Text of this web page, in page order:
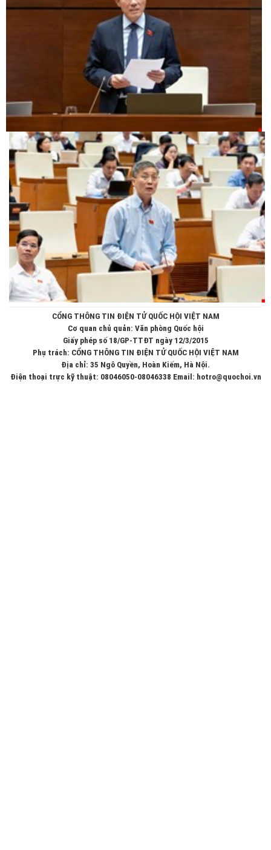
CỔNG THÔNG TIN ĐIỆN TỬ QUỐC HỘI VIỆT NAM
Cơ quan chủ quản: Văn phòng Quốc hội
Giấy phép số 18/GP-TTĐT ngày 12/3/2015
Phụ trách: CỔNG THÔNG TIN ĐIỆN TỬ QUỐC HỘI VIỆT NAM
Địa chỉ: 35 Ngô Quyền, Hoàn Kiếm, Hà Nội.
Điện thoại trực kỹ thuật: 08046050-08046338 Email: hotro@quochoi.vn